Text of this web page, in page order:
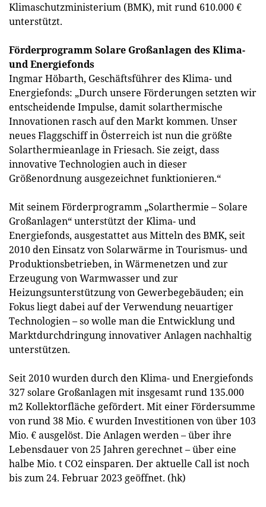
Klimaschutzministerium (BMK), mit rund 610.000 €
unterstützt.
Förderprogramm Solare Großanlagen des Klima-
und Energiefonds
Ingmar Höbarth, Geschäftsführer des Klima- und
Energiefonds: „Durch unsere Förderungen setzten wir
entscheidende Impulse, damit solarthermische
Innovationen rasch auf den Markt kommen. Unser
neues Flaggschiff in Österreich ist nun die größte
Solarthermieanlage in Friesach. Sie zeigt, dass
innovative Technologien auch in dieser
Größenordnung ausgezeichnet funktionieren.“
Mit seinem Förderprogramm „Solarthermie – Solare
Großanlagen“ unterstützt der Klima- und
Energiefonds, ausgestattet aus Mitteln des BMK, seit
2010 den Einsatz von Solarwärme in Tourismus- und
Produktionsbetrieben, in Wärmenetzen und zur
Erzeugung von Warmwasser und zur
Heizungsunterstützung von Gewerbegebäuden; ein
Fokus liegt dabei auf der Verwendung neuartiger
Technologien – so wolle man die Entwicklung und
Marktdurchdringung innovativer Anlagen nachhaltig
unterstützen.
Seit 2010 wurden durch den Klima- und Energiefonds
327 solare Großanlagen mit insgesamt rund 135.000
m2 Kollektorfläche gefördert. Mit einer Fördersumme
von rund 38 Mio. € wurden Investitionen von über 103
Mio. € ausgelöst. Die Anlagen werden – über ihre
Lebensdauer von 25 Jahren gerechnet – über eine
halbe Mio. t CO2 einsparen. Der aktuelle Call ist noch
bis zum 24. Februar 2023 geöffnet. (hk)